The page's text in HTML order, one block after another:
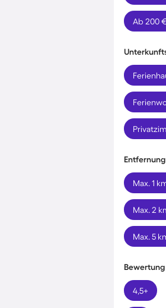
Ab 200
Max. 1
Max. 2
Max. 5
Bewertung
4,5+